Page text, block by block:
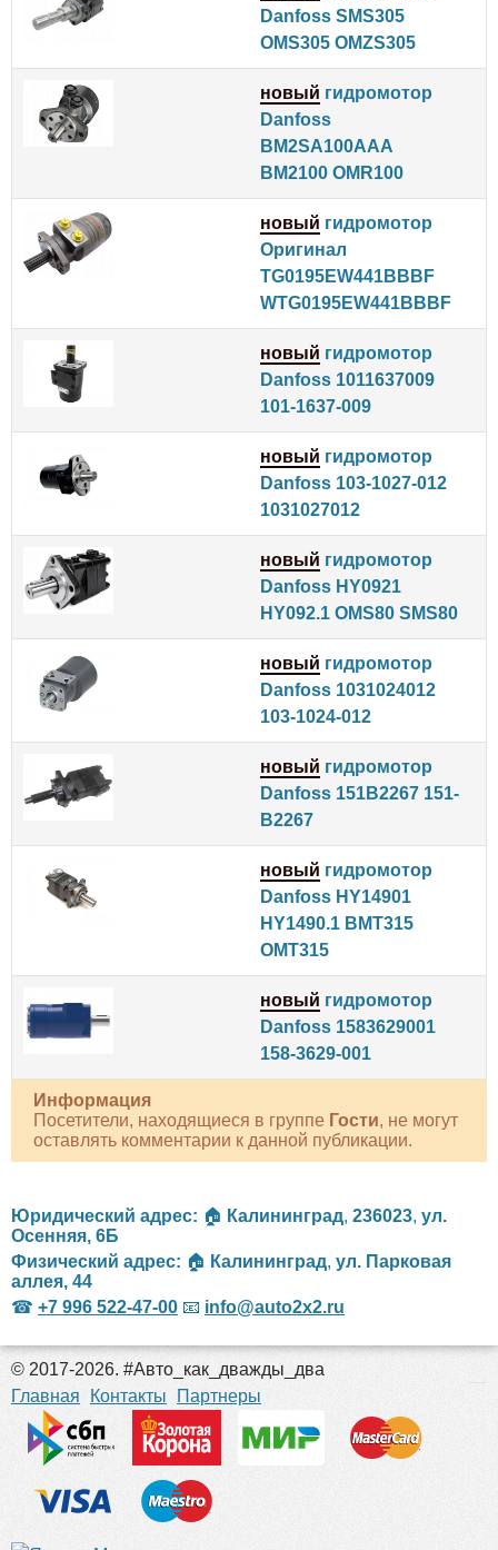
Danfoss SMS305
OMS305 OMZS305
новый гидромотор
Danfoss
BM2SA100AAA
BM2100 OMR100
новый гидромотор
Оригинал
TG0195EW441BBBF
WTG0195EW441BBBF
новый гидромотор
Danfoss 1011637009
101-1637-009
новый гидромотор
Danfoss 103-1027-012
1031027012
новый гидромотор
Danfoss HY0921
HY092.1 OMS80 SMS80
новый гидромотор
Danfoss 1031024012
103-1024-012
новый гидромотор
Danfoss 151B2267 151-
B2267
новый гидромотор
Danfoss HY14901
HY1490.1 BMT315
OMT315
новый гидромотор
Danfoss 1583629001
158-3629-001
Информация
Посетители, находящиеся в группе Гости, не могут
оставлять комментарии к данной публикации.
Юридический адрес: 🏠 Калининград, 236023, ул.
Осенняя, 6Б
Физический адрес: 🏠 Калининград, ул. Парковая
аллея, 44
☎ +7 996 522-47-00 📧 info@auto2x2.ru
© 2017-2026. #Авто_как_дважды_два
Главная
Контакты Партнеры